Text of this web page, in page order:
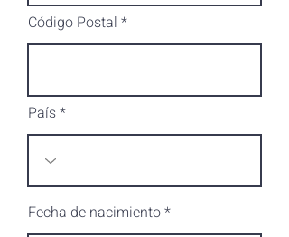
Código Postal
País
Fecha de nacimiento*r